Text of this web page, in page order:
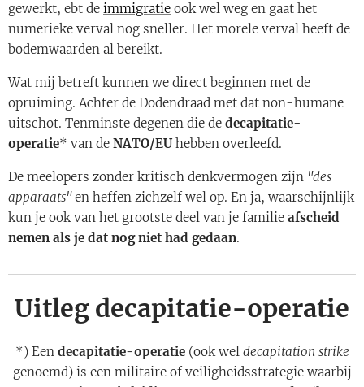
gewerkt, ebt de immigratie ook wel weg en gaat het
numerieke verval nog sneller. Het morele verval heeft de
bodemwaarden al bereikt.
Wat mij betreft kunnen we direct beginnen met de
opruiming. Achter de Dodendraad met dat non-humane
uitschot. Tenminste degenen die de decapitatie-
operatie* van de NATO/EUhebben overleefd.
De meelopers zonder kritisch denkvermogen zijn "des
apparaats"en heffen zichzelf wel op. En ja, waarschijnlijk
kun je ook van het grootste deel van je familie afscheid
nemen als je dat nog niet had gedaan.
Uitleg decapitatie-operatie
*) Een decapitatie-operatie(ook wel decapitation strike
genoemd) is een militaire of veiligheidsstrategie waarbij